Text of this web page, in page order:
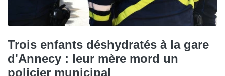
Trois enfants déshydratés à la gare
d'Annecy : leur mère mord un
policier municipal